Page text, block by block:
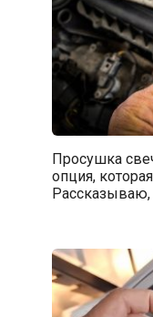
Просушка
опция,
Рассказываю,